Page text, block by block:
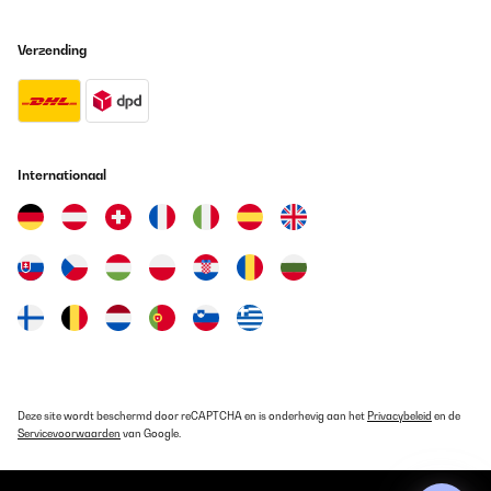
Toller großer Mülleimer. Kann ich weiter empfehlen!
Amazon-Benutzer
Vertaal
GECONTROLEERDE BEOORDELING
Le couvercle automatique ne fonctionne plus au bout de quelques
GECONTROLEERDE BEOORDELING
Verzending
Internationaal
Deze site wordt beschermd door reCAPTCHA en is onderhevig aan het Privacybeleid en de
Servicevoorwaarden van Google.